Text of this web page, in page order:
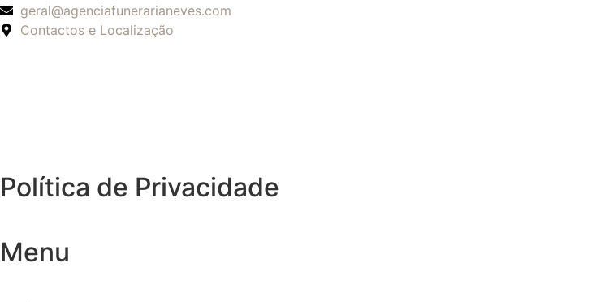
geral@agenciafunerarianeves.com
Contactos e Localização
Política de Privacidade
Menu